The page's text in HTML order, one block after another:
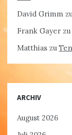
David Grimm
Frank Gayer zu
Matthias zu
ARCHIV
August 2026